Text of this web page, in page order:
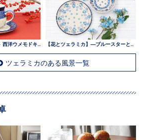
ツェラミカのある風景一覧